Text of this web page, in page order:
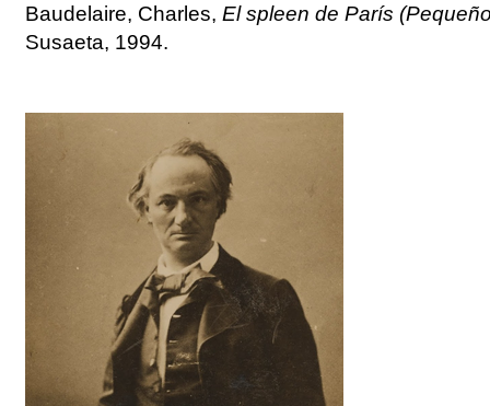
Baudelaire, Charles,El spleen de París
Susaeta, 1994.